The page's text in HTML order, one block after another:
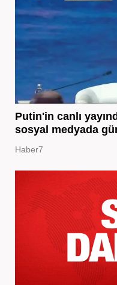
Putin'in canlı
sosyal medyada
Haber7